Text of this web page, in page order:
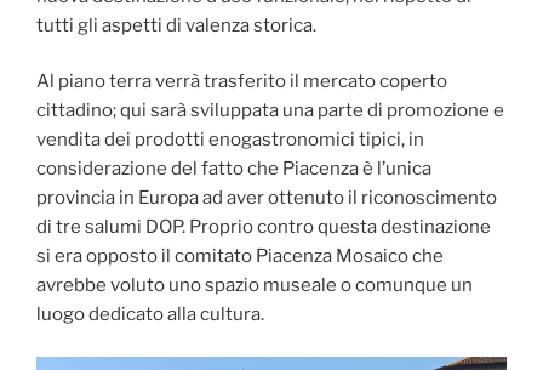
tutti gli aspetti di valenza storica.
Al piano terra verrà trasferito il mercato coperto
cittadino; qui sarà sviluppata una parte di promozione e
vendita dei prodotti enogastronomici tipici, in
considerazione del fatto che Piacenza è l’unica
provincia in Europa ad aver ottenuto il riconoscimento
di tre salumi DOP. Proprio contro questa destinazione
si era opposto il comitato Piacenza Mosaico che
avrebbe voluto uno spazio museale o comunque un
luogo dedicato alla cultura.